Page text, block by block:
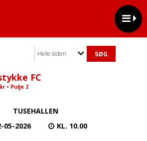
Hele siden
FC
• Pulje 2
TUSEHALLEN
05-2026
KL. 10.00